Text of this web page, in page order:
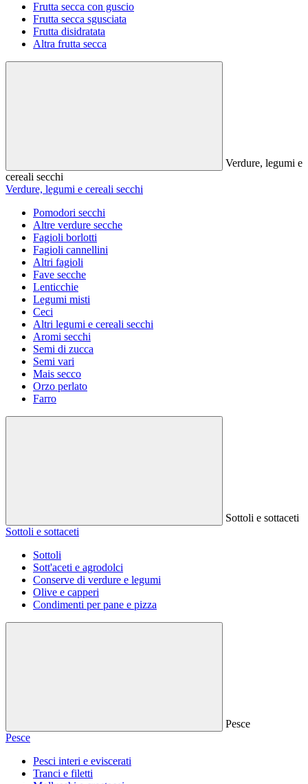
Frutta secca con guscio
Frutta secca sgusciata
Frutta disidratata
Altra frutta secca
Verdure, legumi e
cereali secchi
Verdure, legumi e cereali secchi
Pomodori secchi
Altre verdure secche
Fagioli borlotti
Fagioli cannellini
Altri fagioli
Fave secche
Lenticchie
Legumi misti
Ceci
Altri legumi e cereali secchi
Aromi secchi
Semi di zucca
Semi vari
Mais secco
Orzo perlato
Farro
Sottoli e sottaceti
Sottoli e sottaceti
Sottoli
Sott'aceti e agrodolci
Conserve di verdure e legumi
Olive e capperi
Condimenti per pane e pizza
Pesce
Pesce
Pesci interi e eviscerati
Tranci e filetti